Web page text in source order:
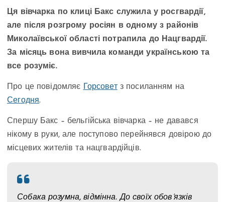
Ця вівчарка по клиці Бакс служила у росгвардії,
але після розгрому росіян в одному з районів
Миколаївської області потрапила до Нацгвардії.
За місяць вона вивчила команди українською та
все розуміє.
Про це повідомляє Горсоветз посиланням на
Сегодня.
Спершу Бакс – бельгійська вівчарка – не давався
нікому в руки, але поступово перейнявся довірою до
місцевих жителів та нацгвардійців.
Собака розумна, відмінна. До своїх обов’язків